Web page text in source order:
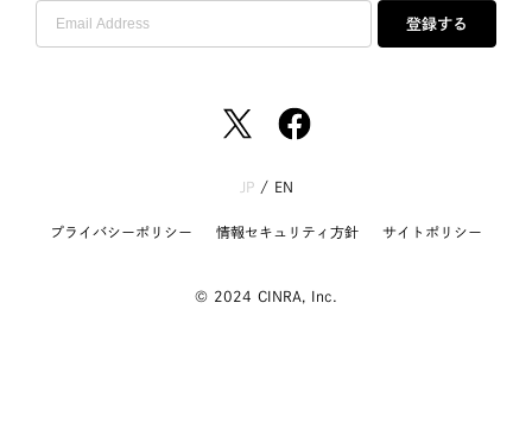
登録する
JP/ EN
プライバシーポリシー 情報セキュリティ方針 サイトポリシー
© 2024 CINRA, Inc.